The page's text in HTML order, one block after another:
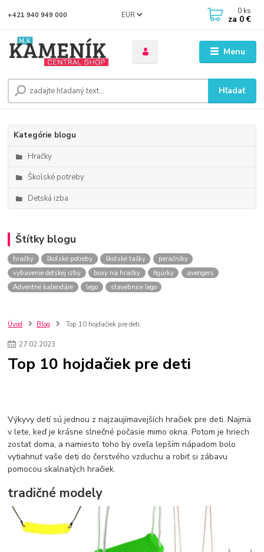
Menu
EUR
Hľadať
+421 940 949 000 0 ks
za 0 €
Kategórie blogu
Hračky
Školské potreby
Detská izba
Štítky blogu
hračky školské potreby školské tašky
peračníky
vybavenie detskej izby
boxy na hračky figúrky
avengers
Adventné kalendáre
lego stavebnice lego
Úvod Blog Top 10 hojdačiek pre deti
27.02.2023
Top 10 hojdačiek pre deti
Výkyvy detí sú jednou z najzaujímavejších hračiek pre deti. Najmä
v lete, keď je krásne slnečné počasie mimo okna. Potom je hriech
zostať doma, a namiesto toho by oveľa lepším nápadom bolo
vytiahnuť vaše deti do čerstvého vzduchu a robiť si zábavu
pomocou skalnatých hračiek.
tradičné modely